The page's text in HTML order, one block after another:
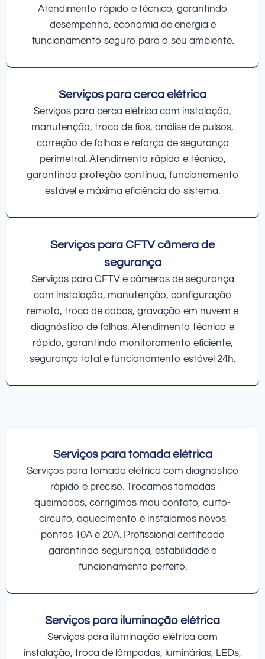
Atendimento rápido e técnico, garantindo
desempenho, economia de energia e
funcionamento seguro para o seu ambiente.
Serviços para cerca elétrica
Serviços para cerca elétrica com instalação,
manutenção, troca de fios, análise de pulsos,
correção de falhas e reforço de segurança
perimetral. Atendimento rápido e técnico,
garantindo proteção contínua, funcionamento
estável e máxima eficiência do sistema.
Serviços para CFTV câmera de
segurança
Serviços para CFTV e câmeras de segurança
com instalação, manutenção, configuração
remota, troca de cabos, gravação em nuvem e
diagnóstico de falhas. Atendimento técnico e
rápido, garantindo monitoramento eficiente,
segurança total e funcionamento estável 24h.
Serviços para tomada elétrica
Serviços para tomada elétrica com diagnóstico
rápido e preciso. Trocamos tomadas
queimadas, corrigimos mau contato, curto-
circuito, aquecimento e instalamos novos
pontos 10A e 20A. Profissional certificado
garantindo segurança, estabilidade e
funcionamento perfeito.
Serviços para iluminação elétrica
Serviços para iluminação elétrica com
instalação, troca de lâmpadas, luminárias, LEDs,